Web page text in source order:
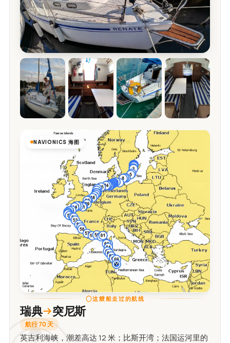
NAVIONICS 海图
这艘船走过的航线
瑞典 突尼斯
航行 70 天
英吉利海峡，潮差高达 12 米；比斯开湾；法国运河里的